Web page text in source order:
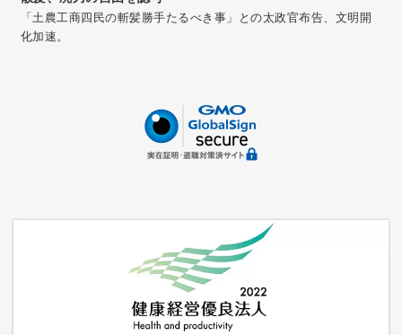
「土農工商四民の斬髪勝手たるべき事」との太政官布告、文明開
化加速。